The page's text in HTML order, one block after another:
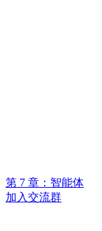
第 7 章：智能体
加入交流群